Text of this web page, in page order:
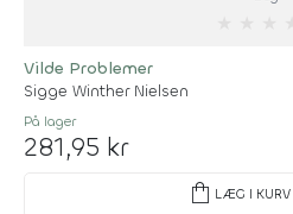
Vilde Problemer
Sigge Winther Nielsen
På lager
281,95 kr
shopping_bag LÆG I KURV